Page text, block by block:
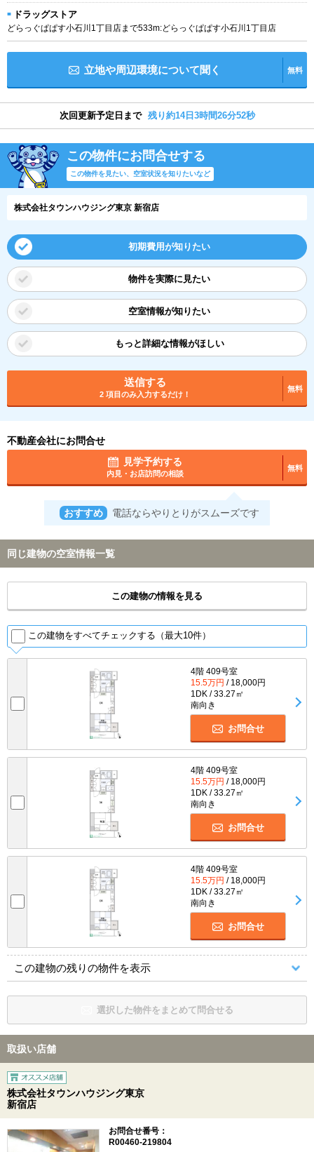
ドラッグストア
どらっぐぱぱす小石川1丁目店まで533m:どらっぐぱぱす小石川1丁目店
立地や周辺環境について聞く 無料
次回更新予定日まで 残り約14日3時間26分52秒
この物件にお問合せする
この物件を見たい、空室状況を知りたいなど
株式会社タウンハウジング東京 新宿店
初期費用が知りたい
物件を実際に見たい
空室情報が知りたい
もっと詳細な情報がほしい
送信する
2 項目のみ入力するだけ！
無料
不動産会社にお問合せ
見学予約する
内見・お店訪問の相談
無料
おすすめ 電話ならやりとりがスムーズです
同じ建物の空室情報一覧
この建物の情報を見る
この建物をすべてチェックする（最大10件）
4階 409号室
15.5万円 / 18,000円
1DK / 33.27㎡
南向き
お問合せ
4階 409号室
15.5万円 / 18,000円
1DK / 33.27㎡
南向き
お問合せ
4階 409号室
15.5万円 / 18,000円
1DK / 33.27㎡
南向き
お問合せ
この建物の残りの物件を表示
選択した物件をまとめて問合せる
取扱い店舗
株式会社タウンハウジング東京
新宿店
お問合せ番号：
R00460-219804